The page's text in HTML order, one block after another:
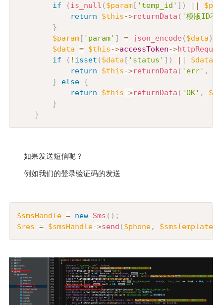
if
( is_null ( $param[ 'temp_id' ] ) ||
return
$this->returnData ( '模版ID不
}
$param[ 'param' ] = json_encode( $data )
$data = $this->accessToken->
if
( ! isset ( $data [ 'status' ] ) || $data
return
$this->returnData ( 'err' ,
}
else {
return
$this->returnData ( 'OK' ,
}
}
如果发送短信呢 ？
例如我们的登录验证码的发送
$smsHandle = new Sms ( ) ;
$res = $smsHandle->send ( $phone,